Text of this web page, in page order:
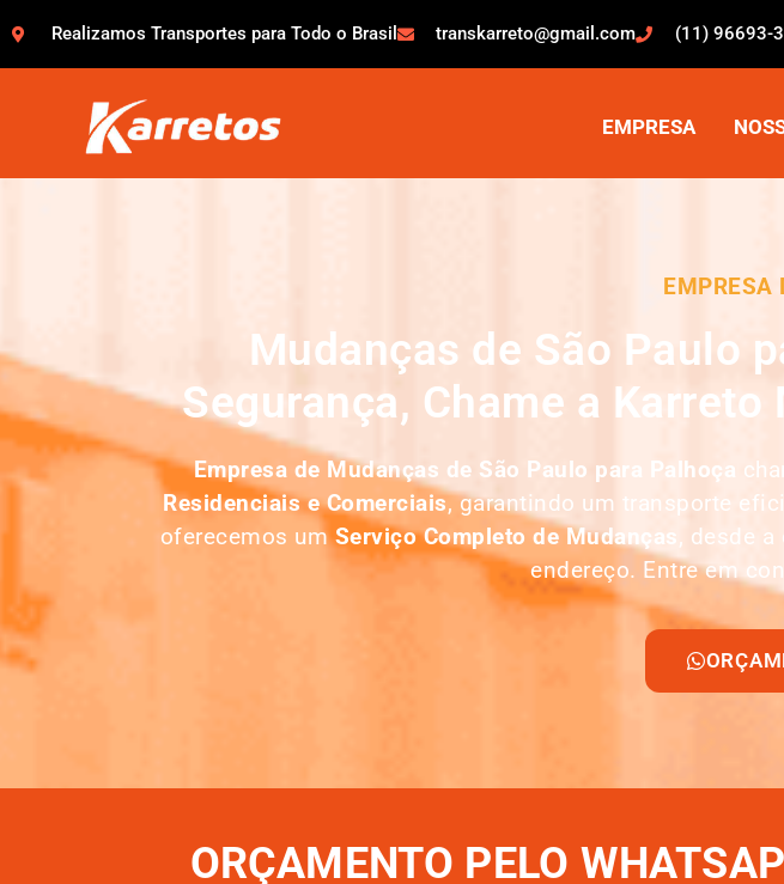
Realizamos Transportes para Todo o Brasil transkarreto@gmail.com (11) 96693-
EMPRESA
EMPRESA
Mudanças de São Paulo
Segurança, Chame a
Empresa de Mudanças de São Paulo para Palhoça
Residenciais e Comerciais, garantindo um transporte
oferecemos umServiço Completo de Mudanças, desde
endereço. Entre em
ORÇAMENTO PELO